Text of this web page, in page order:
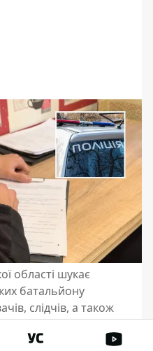
області шукає
батальйону
слідчів, а також